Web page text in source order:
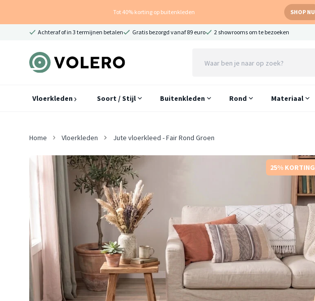
Tot 40% korting op buitenkleden SHOP NU
Achteraf of in 3 termijnen betalen Gratis bezorgd vanaf 89 euro 2 showrooms om te bezoeken
Vloerkleden Soort / Stijl Buitenkleden Rond Materiaal
Home Vloerkleden Jute vloerkleed - Fair Rond Groen
25% KORTING